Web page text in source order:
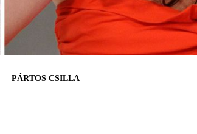
PÁRTOS CSILLA